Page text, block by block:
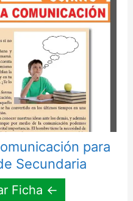
para
Secundaria
Ficha ←